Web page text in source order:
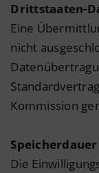
Drittstaaten-
Eine
nicht
Kommission
Speicherdauer
Die